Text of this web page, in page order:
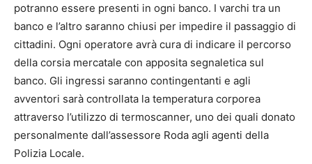
potranno essere presenti in ogni banco. I varchi tra un
banco e l’altro saranno chiusi per impedire il passaggio di
cittadini. Ogni operatore avrà cura di indicare il percorso
della corsia mercatale con apposita segnaletica sul
banco. Gli ingressi saranno contingentanti e agli
avventori sarà controllata la temperatura corporea
attraverso l’utilizzo di termoscanner, uno dei quali donato
personalmente dall’assessore Roda agli agenti della
Polizia Locale.